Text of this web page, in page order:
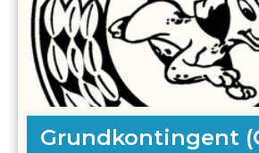
Grundkontingent